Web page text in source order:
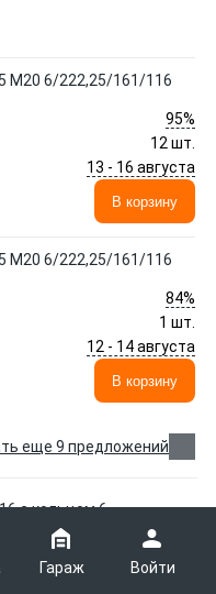
Гараж Войти
M20 6/222,25/161/116
95%
12 шт.
13 - 16 августа
В корзину
M20 6/222,25/161/116
84%
1 шт.
12 - 14 августа
В корзину
еще 9 предложений
с кольцом 6